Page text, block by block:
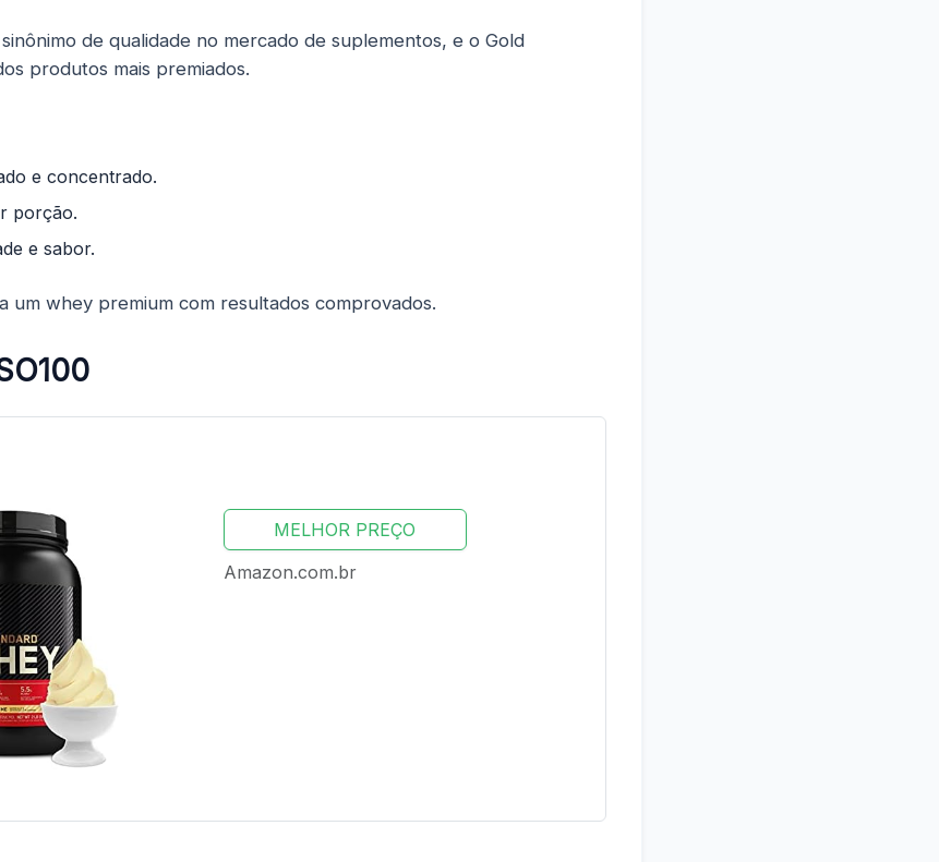
de qualidade no mercado de suplementos, e o Gold
produtos mais premiados.
e concentrado.
porção.
e sabor.
um whey premium com resultados comprovados.
MELHOR PREÇO
Amazon.com.br